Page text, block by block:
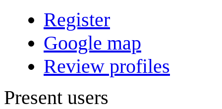
Register
Google map
Review profiles
Present users